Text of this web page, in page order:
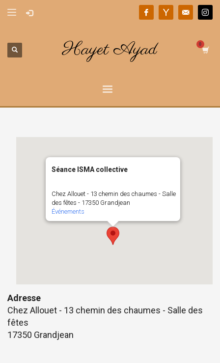
Hayet Ayad
Séance ISMA collective
Chez Allouet - 13 chemin des chaumes - Salle
des fêtes - 17350 Grandjean
Événements
Adresse
Chez Allouet - 13 chemin des chaumes - Salle des
fêtes
17350 Grandjean